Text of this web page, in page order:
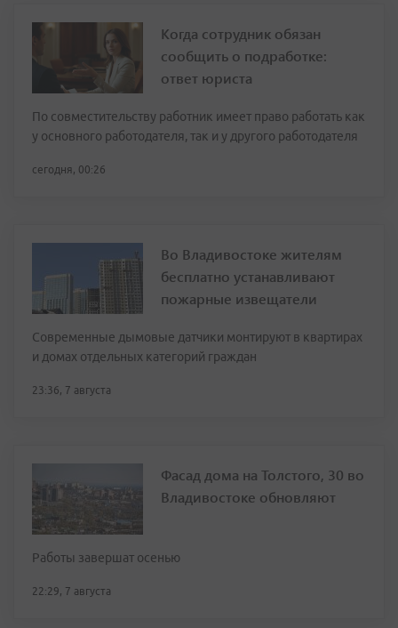
Когда сотрудник обязан
сообщить о подработке:
ответ юриста
По совместительству работник имеет право работать как
у основного работодателя, так и у другого работодателя
сегодня, 00:26
Во Владивостоке жителям
бесплатно устанавливают
пожарные извещатели
Современные дымовые датчики монтируют в квартирах
и домах отдельных категорий граждан
23:36, 7 августа
Фасад дома на Толстого, 30 во
Владивостоке обновляют
Работы завершат осенью
22:29, 7 августа